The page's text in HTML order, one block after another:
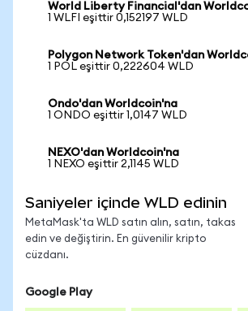
World Liberty Financial'dan
1 WLFI eşittir 0,152197 WLD
Polygon Network Token'dan
1 POL eşittir 0,222604 WLD
Ondo'dan Worldcoin'na
1 ONDO eşittir 1,0147 WLD
NEXO'dan Worldcoin'na
1 NEXO eşittir 2,1145 WLD
Saniyeler içinde WLD edinin
MetaMask'ta WLD satın alın, satın, takas
edin ve değiştirin. En güvenilir kripto
cüzdanı.
Google Play